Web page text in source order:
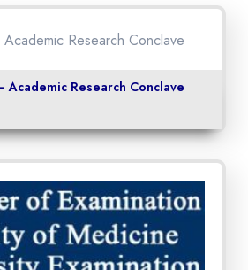
Academic Research Conclave